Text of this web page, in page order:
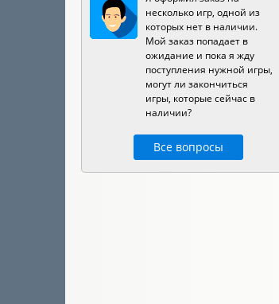
несколько игр, одной из
которых нет в наличии.
Мой заказ попадает в
ожидание и пока я жду
поступления нужной игры,
могут ли закончиться
игры, которые сейчас в
наличии?
Все вопросы